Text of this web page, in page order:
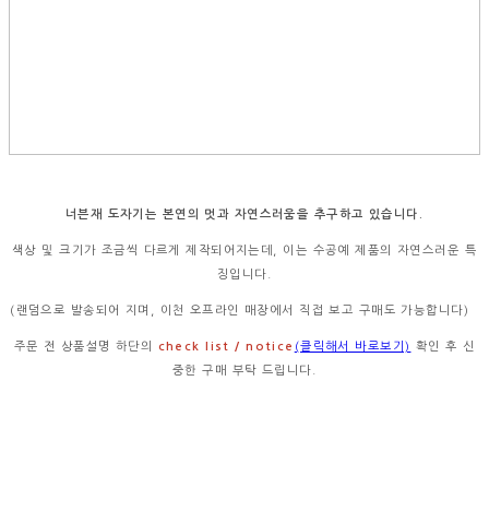
너븐재 도자기는 본연의 멋과 자연스러움을 추구하고 있습니다.
색상 및 크기가 조금씩 다르게 제작되어지는데, 이는 수공예 제품의 자연스러운 특
징입니다.
(랜덤으로 발송되어 지며, 이천 오프라인 매장에서 직접 보고 구매도 가능합니다)
주문 전 상품설명 하단의 check list / notice (클릭해서 바로보기)
확인 후 신
중한 구매 부탁 드립니다.